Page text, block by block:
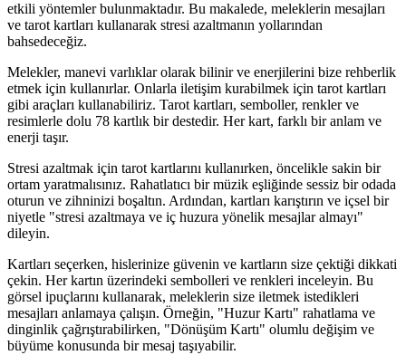
etkili yöntemler bulunmaktadır. Bu makalede, meleklerin mesajları
ve tarot kartları kullanarak stresi azaltmanın yollarından
bahsedeceğiz.
Melekler, manevi varlıklar olarak bilinir ve enerjilerini bize rehberlik
etmek için kullanırlar. Onlarla iletişim kurabilmek için tarot kartları
gibi araçları kullanabiliriz. Tarot kartları, semboller, renkler ve
resimlerle dolu 78 kartlık bir destedir. Her kart, farklı bir anlam ve
enerji taşır.
Stresi azaltmak için tarot kartlarını kullanırken, öncelikle sakin bir
ortam yaratmalısınız. Rahatlatıcı bir müzik eşliğinde sessiz bir odada
oturun ve zihninizi boşaltın. Ardından, kartları karıştırın ve içsel bir
niyetle "stresi azaltmaya ve iç huzura yönelik mesajlar almayı"
dileyin.
Kartları seçerken, hislerinize güvenin ve kartların size çektiği dikkati
çekin. Her kartın üzerindeki sembolleri ve renkleri inceleyin. Bu
görsel ipuçlarını kullanarak, meleklerin size iletmek istedikleri
mesajları anlamaya çalışın. Örneğin, "Huzur Kartı" rahatlama ve
dinginlik çağrıştırabilirken, "Dönüşüm Kartı" olumlu değişim ve
büyüme konusunda bir mesaj taşıyabilir.